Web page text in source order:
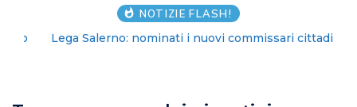
NOTIZIE FLASH!
Lega Salerno: nominati i nuovi commissari cittadini